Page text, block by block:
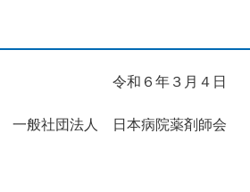
令和６年３月４日
一般社団法人 日本病院薬剤師会